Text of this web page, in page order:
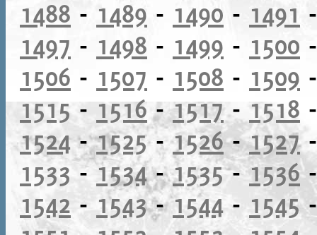
1488 - 1489 - 1490 - 1491
1497 - 1498 - 1499 - 1500
1506 - 1507 - 1508 - 1509
1515- 1516-1517- 1518
1524-1525-1526-1527
1533-1534-1535-1536
1542 - 1543-1544 - 1545